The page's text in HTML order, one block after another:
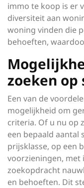
immo te koop is er
diversiteit aan
woning vinden die
behoeften,
zoeken
Een van de
mogelijkheid om
criteria. Of u nu op
een bepaald aantal
prijsklasse, op een
voorzieningen,
zoekopdracht
en behoeften. Dit